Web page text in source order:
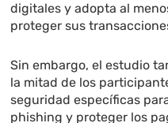
digitales y adopta al
proteger sus
Sin embargo, el estudio
la mitad de los
seguridad específicas
phishing y proteger los